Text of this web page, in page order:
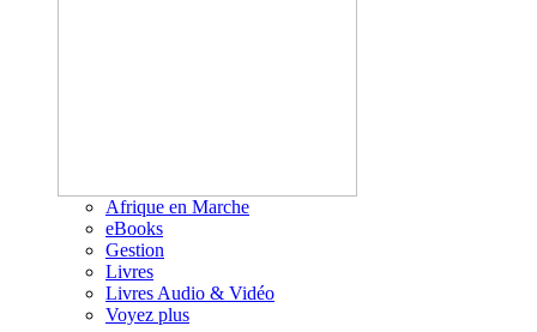
Afrique en Marche
eBooks
Gestion
Livres
Livres Audio & Vidéo
Voyez plus